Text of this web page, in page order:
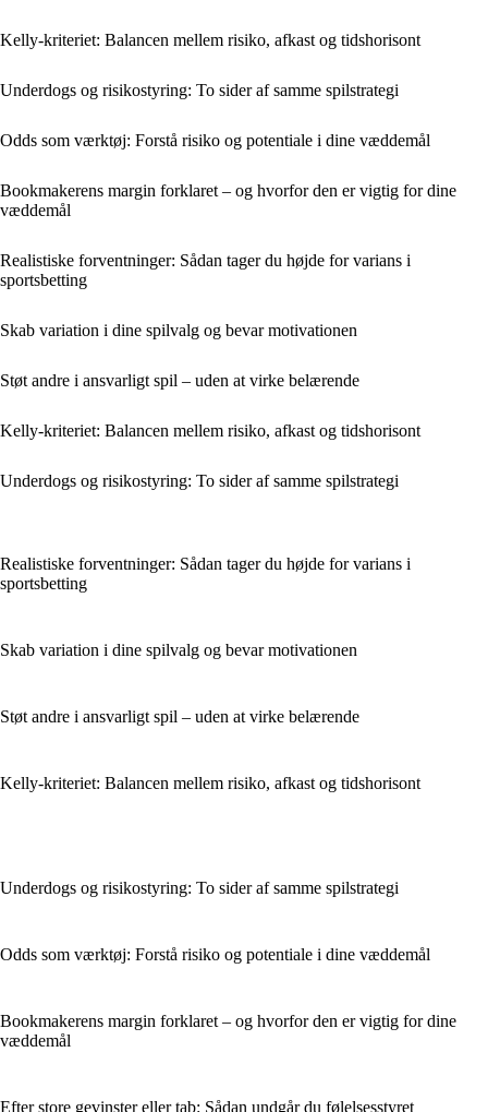
Kelly-kriteriet: Balancen mellem risiko, afkast og tidshorisont
Underdogs og risikostyring: To sider af samme spilstrategi
Odds som værktøj: Forstå risiko og potentiale i dine væddemål
Bookmakerens margin forklaret – og hvorfor den er vigtig for dine
væddemål
Realistiske forventninger: Sådan tager du højde for varians i
sportsbetting
Skab variation i dine spilvalg og bevar motivationen
Støt andre i ansvarligt spil – uden at virke belærende
Kelly-kriteriet: Balancen mellem risiko, afkast og tidshorisont
Underdogs og risikostyring: To sider af samme spilstrategi
Realistiske forventninger: Sådan tager du højde for varians i
sportsbetting
Skab variation i dine spilvalg og bevar motivationen
Støt andre i ansvarligt spil – uden at virke belærende
Kelly-kriteriet: Balancen mellem risiko, afkast og tidshorisont
Underdogs og risikostyring: To sider af samme spilstrategi
Odds som værktøj: Forstå risiko og potentiale i dine væddemål
Bookmakerens margin forklaret – og hvorfor den er vigtig for dine
væddemål
Efter store gevinster eller tab: Sådan undgår du følelsesstyret